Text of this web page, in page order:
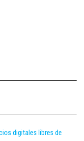
digitales libres de